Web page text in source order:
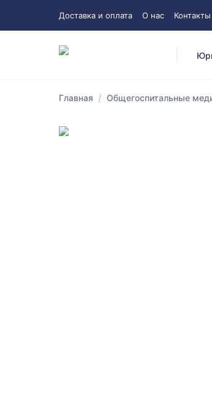
Доставка и оплата О нас Контакты
Главная / Общегоспитальные